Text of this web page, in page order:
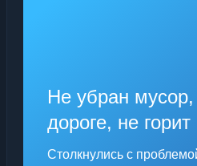
Не убран
дороге, не
Столкнулись с